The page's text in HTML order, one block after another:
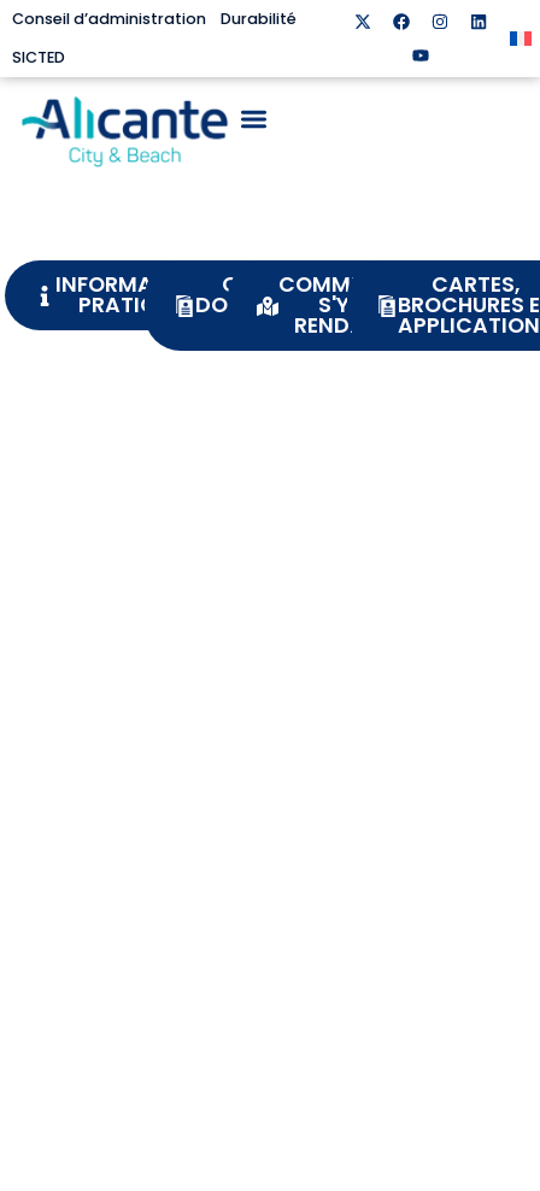
Conseil d’administration
Durabilité
SICTED
INFORMATIONS
PRATIQUES
OÙ
DORMIR
COMMENT
S'Y
RENDRE
CARTES,
BROCHURES